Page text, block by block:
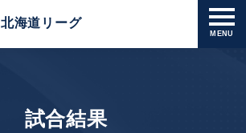
MENU
北海道リーグ
試合結果